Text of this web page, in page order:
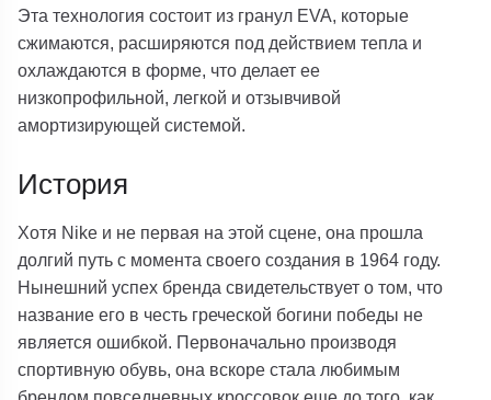
Эта технология состоит из гранул EVA, которые
сжимаются, расширяются под действием тепла и
охлаждаются в форме, что делает ее
низкопрофильной, легкой и отзывчивой
амортизирующей системой.
История
Хотя Nike и не первая на этой сцене, она прошла
долгий путь с момента своего создания в 1964 году.
Нынешний успех бренда свидетельствует о том, что
название его в честь греческой богини победы не
является ошибкой. Первоначально производя
спортивную обувь, она вскоре стала любимым